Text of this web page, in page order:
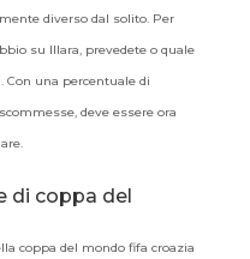
diverso dal solito. Per
su Illara, prevedete o quale
Con una percentuale di
deve essere ora
di coppa del
coppa del mondo fifa croazia